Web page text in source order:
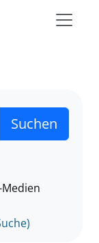
Sie suchen wollen.
Medien